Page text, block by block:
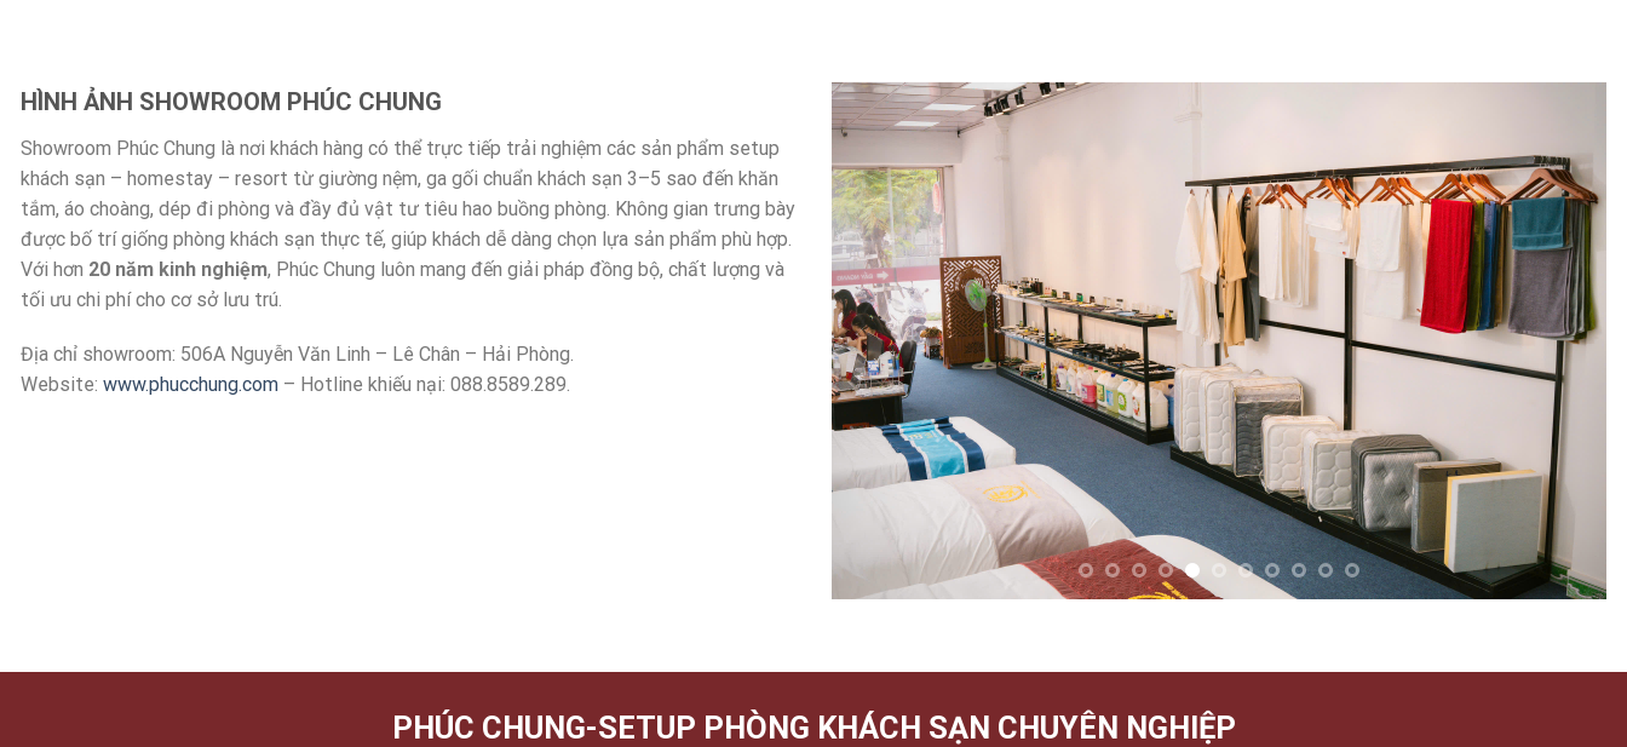
HÌNH ẢNH SHOWROOM PHÚC CHUNG
Showroom Phúc Chung là nơi khách hàng có thể trực tiếp trải nghiệm các sản phẩm setup
khách sạn – homestay – resort từ giường nệm, ga gối chuẩn khách sạn 3–5 sao đến khăn
tắm, áo choàng, dép đi phòng và đầy đủ vật tư tiêu hao buồng phòng. Không gian trưng bày
được bố trí giống phòng khách sạn thực tế, giúp khách dễ dàng chọn lựa sản phẩm phù hợp.
Với hơn 20 năm kinh nghiệm, Phúc Chung luôn mang đến giải pháp đồng bộ, chất lượng và
tối ưu chi phí cho cơ sở lưu trú.
Địa chỉ showroom: 506A Nguyễn Văn Linh – Lê Chân – Hải Phòng.
Website: www.phucchung.com – Hotline khiếu nại: 088.8589.289.
PHÚC CHUNG-SETUP PHÒNG KHÁCH SẠN CHUYÊN NGHIỆP